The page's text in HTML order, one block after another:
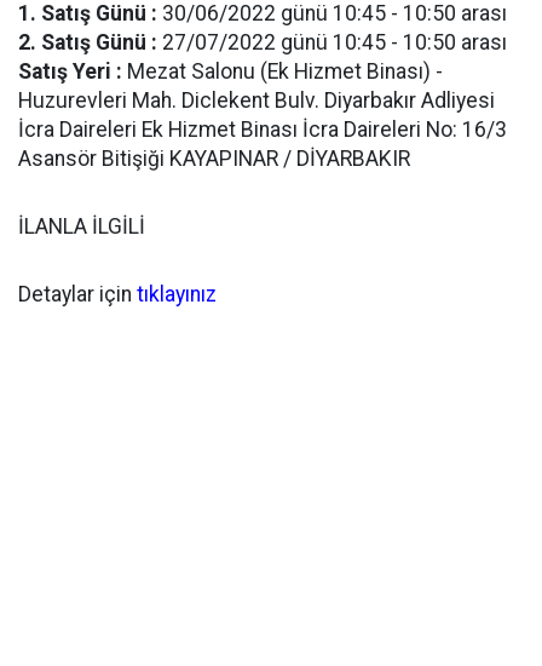
1. Satış Günü : 30/06/2022 günü 10:45 - 10:50 arası
2. Satış Günü : 27/07/2022 günü 10:45 - 10:50 arası
Satış Yeri : Mezat Salonu (Ek Hizmet Binası) -
Huzurevleri Mah. Diclekent Bulv. Diyarbakır Adliyesi
İcra Daireleri Ek Hizmet Binası İcra Daireleri No: 16/3
Asansör Bitişiği KAYAPINAR / DİYARBAKIR
İLANLA İLGİLİ
Detaylar için tıklayınız